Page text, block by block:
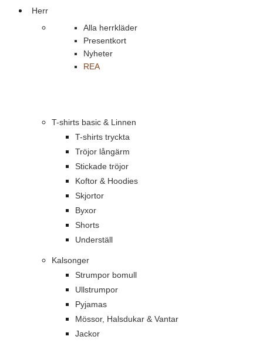
Herr
Alla herrkläder
Presentkort
Nyheter
REA
T-shirts basic & Linnen
T-shirts tryckta
Tröjor långärm
Stickade tröjor
Koftor & Hoodies
Skjortor
Byxor
Shorts
Underställ
Kalsonger
Strumpor bomull
Ullstrumpor
Pyjamas
Mössor, Halsdukar & Vantar
Jackor